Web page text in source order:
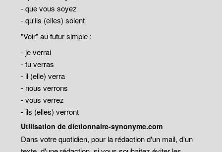
- que vous soyez
- qu'ils (elles) soient
"Voir" au futur simple :
- je verrai
- tu verras
- il (elle) verra
- nous verrons
- vous verrez
- ils (elles) verront
Utilisation de dictionnaire-synonyme.com
Dans votre quotidien, pour la rédaction d'un mail, d'un